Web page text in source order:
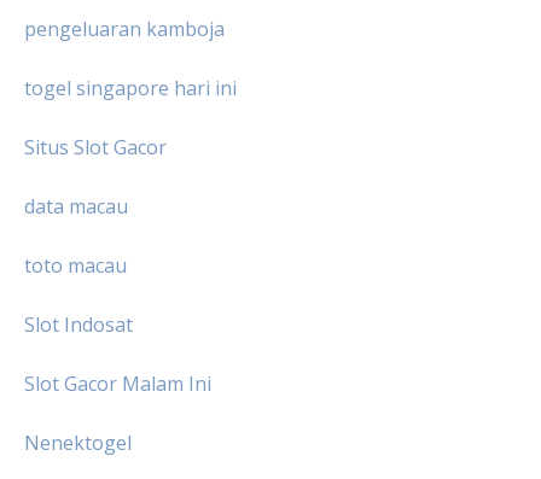
pengeluaran kamboja
togel singapore hari ini
Situs Slot Gacor
data macau
toto macau
Slot Indosat
Slot Gacor Malam Ini
Nenektogel